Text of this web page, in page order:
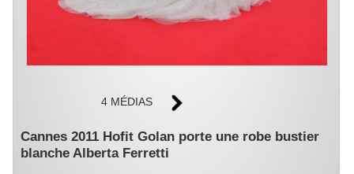
4 MÉDIAS
Cannes 2011 Hofit Golan porte une robe bustier
blanche Alberta Ferretti